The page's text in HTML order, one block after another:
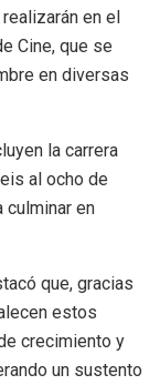
en el
Cine, que se
en diversas
la carrera
al ocho de
culminar en
que, gracias
estos
crecimiento y
un sustento